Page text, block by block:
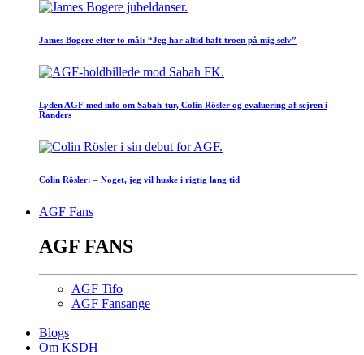
James Bogere efter to mål: “Jeg har altid haft troen på mig selv”
Lyden AGF med info om Sabah-tur, Colin Rösler og evaluering af sejren i
Randers
Colin Rösler: – Noget, jeg vil huske i rigtig lang tid
AGF Fans
AGF FANS
AGF Tifo
AGF Fansange
Blogs
Om KSDH